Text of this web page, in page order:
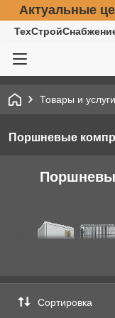
Актуальные
Товары и услуги
Поршневые
Сортировка